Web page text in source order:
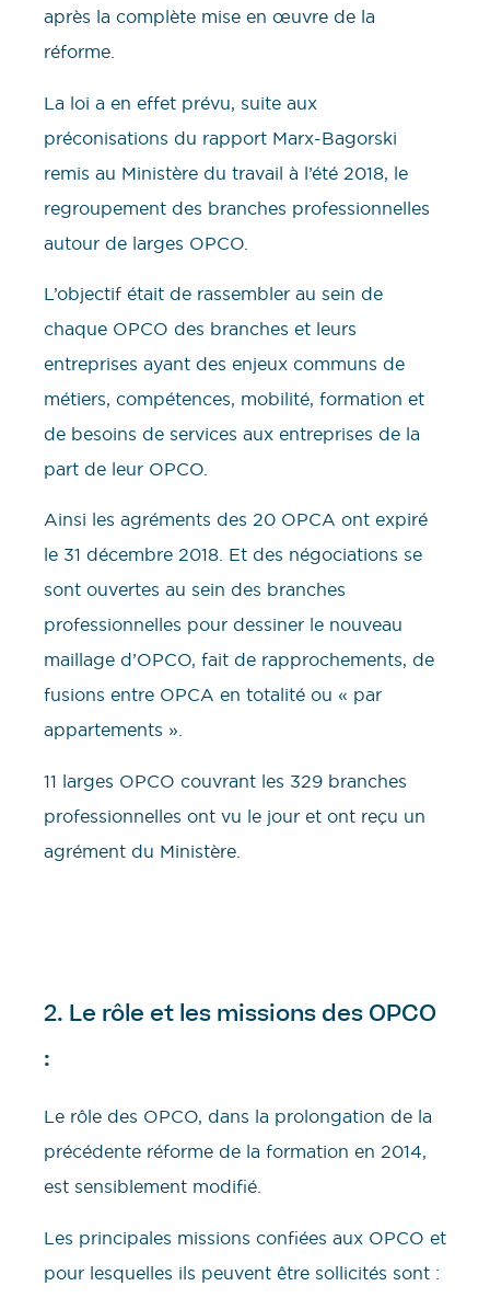
après la complète mise en œuvre de la
réforme.
La loi a en effet prévu, suite aux
préconisations du rapport Marx-Bagorski
remis au Ministère du travail à l’été 2018, le
regroupement des branches professionnelles
autour de larges OPCO.
L’objectif était de rassembler au sein de
chaque OPCO des branches et leurs
entreprises ayant des enjeux communs de
métiers, compétences, mobilité, formation et
de besoins de services aux entreprises de la
part de leur OPCO.
Ainsi les agréments des 20 OPCA ont expiré
le 31 décembre 2018. Et des négociations se
sont ouvertes au sein des branches
professionnelles pour dessiner le nouveau
maillage d’OPCO, fait de rapprochements, de
fusions entre OPCA en totalité ou « par
appartements ».
11 larges OPCO couvrant les 329 branches
professionnelles ont vu le jour et ont reçu un
agrément du Ministère.
2. Le rôle et les missions des OPCO
:
Le rôle des OPCO, dans la prolongation de la
précédente réforme de la formation en 2014,
est sensiblement modifié.
Les principales missions confiées aux OPCO et
pour lesquelles ils peuvent être sollicités sont :